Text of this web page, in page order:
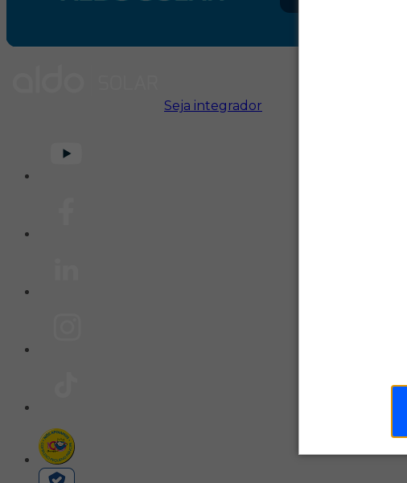
Seja integrador